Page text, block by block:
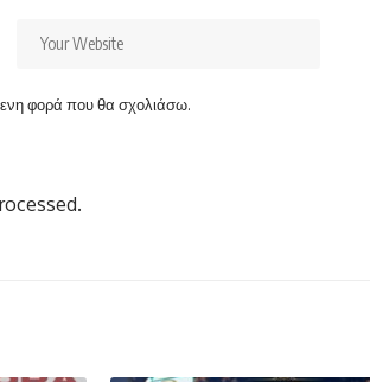
φορά που θα σχολιάσω.